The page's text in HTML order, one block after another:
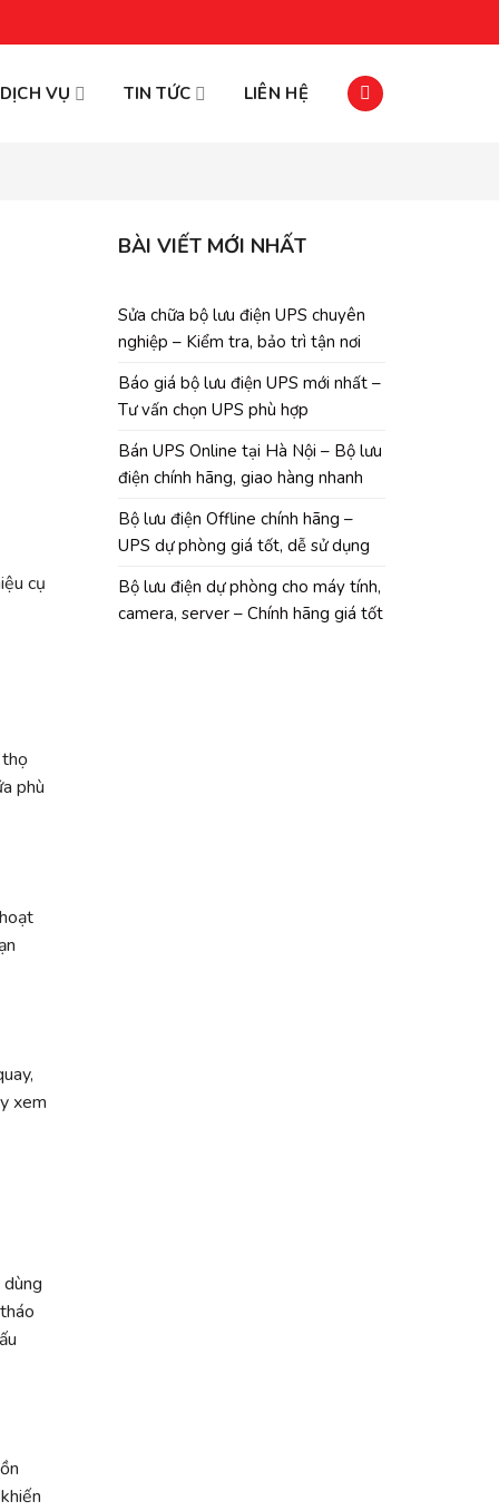
DỊCH VỤ TIN TỨC LIÊN HỆ
cụ
phù
xem
BÀI VIẾT MỚI NHẤT
Sửa chữa bộ lưu điện UPS chuyên
nghiệp – Kiểm tra, bảo trì tận nơi
Báo giá bộ lưu điện UPS mới nhất –
Tư vấn chọn UPS phù hợp
Bán UPS Online tại Hà Nội – Bộ lưu
điện chính hãng, giao hàng nhanh
Bộ lưu điện Offline chính hãng –
UPS dự phòng giá tốt, dễ sử dụng
Bộ lưu điện dự phòng cho máy tính,
camera, server – Chính hãng giá tốt